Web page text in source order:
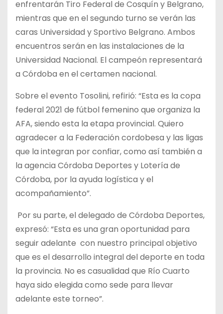
enfrentarán Tiro Federal de Cosquín y Belgrano,
mientras que en el segundo turno se verán las
caras Universidad y Sportivo Belgrano. Ambos
encuentros serán en las instalaciones de la
Universidad Nacional. El campeón representará
a Córdoba en el certamen nacional.
Sobre el evento Tosolini, refirió: “Esta es la copa
federal 2021 de fútbol femenino que organiza la
AFA, siendo esta la etapa provincial. Quiero
agradecer a la Federación cordobesa y las ligas
que la integran por confiar, como así también a
la agencia Córdoba Deportes y Lotería de
Córdoba, por la ayuda logística y el
acompañamiento”.
Por su parte, el delegado de Córdoba Deportes,
expresó: “Esta es una gran oportunidad para
seguir adelante con nuestro principal objetivo
que es el desarrollo integral del deporte en toda
la provincia. No es casualidad que Río Cuarto
haya sido elegida como sede para llevar
adelante este torneo”.